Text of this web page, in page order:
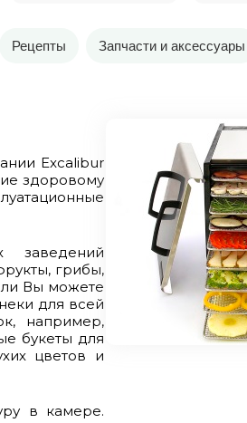
Рецепты Запчасти и аксессуары
Excalibur
здоровому
заведений
грибы,
Вы можете
для всей
например,
букеты для
цветов и
в камере.